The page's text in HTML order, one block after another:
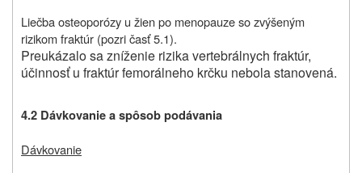
Liečba osteoporózy u žien po menopauze so zvýšeným
rizikom fraktúr (pozri časť 5.1).
Preukázalo sa zníženie rizika vertebrálnych fraktúr,
účinnosť u fraktúr femorálneho krčku nebola stanovená.
4.2 Dávkovanie a spôsob podávania
Dávkovanie